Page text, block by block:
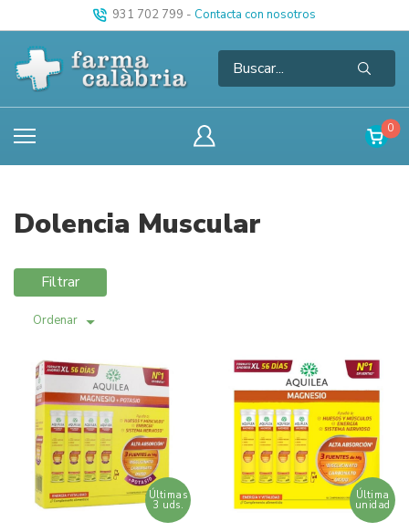
931 702 799 - Contacta con nosotros
0
Dolencia Muscular
Filtrar
Ordenar
Últimas
3 uds.
Última
unidad